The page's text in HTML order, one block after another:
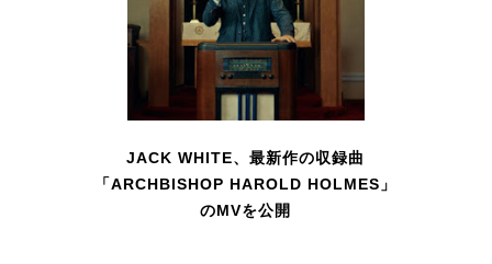
JACK WHITE、最新作の収録曲
「ARCHBISHOP HAROLD HOLMES」
のMVを公開